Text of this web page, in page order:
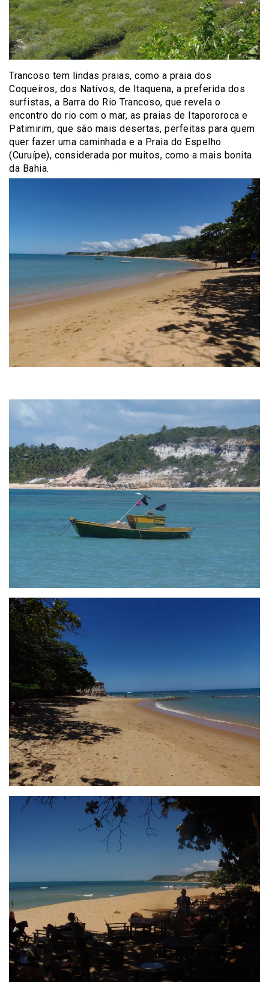
Trancoso tem lindas praias, como a praia dos
Coqueiros, dos Nativos, de Itaquena, a preferida dos
surfistas, a Barra do Rio Trancoso, que revela o
encontro do rio com o mar, as praias de Itapororoca e
Patimirim, que são mais desertas, perfeitas para quem
quer fazer uma caminhada e a Praia do Espelho
(Curuípe), considerada por muitos, como a mais bonita
da Bahia.